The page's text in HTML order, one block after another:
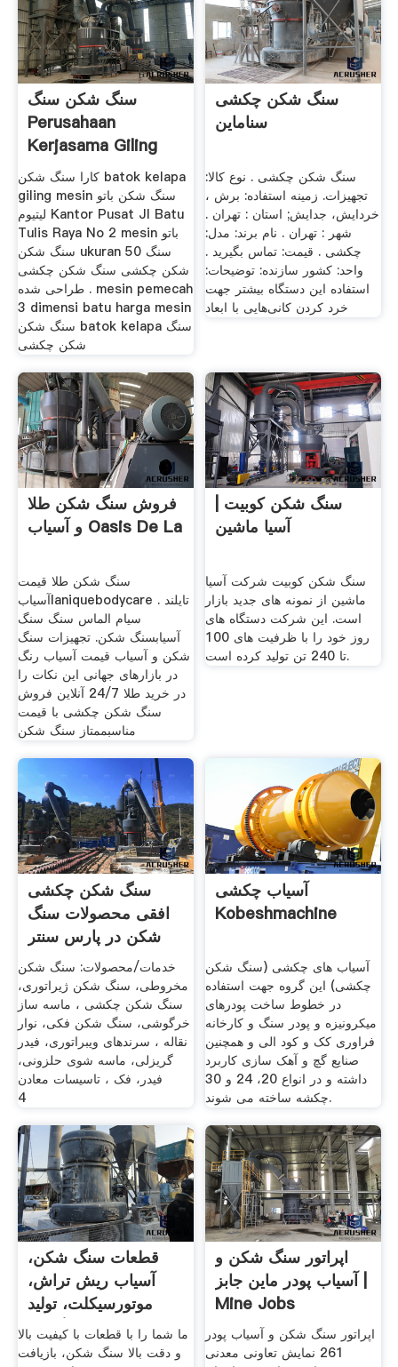
سنگ شکن سنگ
Perusahaan
Kerjasama Giling
کارا سنگ شکن batok kelapa
giling mesin سنگ شکن باتو
لیتیوم Kantor Pusat Jl Batu
Tulis Raya No 2 mesin باتو
سنگ شکن ukuran 50 سنگ
شکن چکشی سنگ شکن چکشی
طراحی شده . mesin pemecah
3 dimensi batu harga mesin
سنگ شکن batok kelapa سنگ
شکن چکشی
سنگ شکن چکشی
سناماین
سنگ شکن چکشی . نوع کالا:
تجهیزات. زمینه استفاده: برش ،
خردایش، جدایش; استان : تهران .
شهر : تهران . نام برند: مدل:
چکشی . قیمت: تماس بگیرید .
واحد: کشور سازنده: توضیحات:
استفاده این دستگاه بیشتر جهت
خرد کردن کانی‌هایی با ابعاد
فروش سنگ شکن طلا
و آسیاب Oasis De La
سنگ شکن طلا قیمت
آسیابlaniquebodycare . تایلند
سیام الماس سنگ سنگ
آسیابسنگ شکن. تجهیزات سنگ
شکن و آسیاب قیمت آسیاب رنگ
در بازارهای جهانی این نکات را
در خرید طلا 24/7 آنلاین فروش
سنگ شکن چکشی با قیمت
مناسبممتاز سنگ شکن
سنگ شکن کوبیت |
آسیا ماشین
سنگ شکن کوبیت شرکت آسیا
ماشین از نمونه های جدید بازار
است. این شرکت دستگاه های
روز خود را با ظرفیت های 100
تا 240 تن تولید کرده است.
سنگ شکن چکشی
افقی محصولات سنگ
شکن در پارس سنتر
خدمات/محصولات: سنگ شکن
مخروطی، سنگ شکن ژیراتوری،
سنگ شکن چکشی ، ماسه ساز
خرگوشی، سنگ شکن فکی، نوار
نقاله ، سرندهای ویبراتوری، فیدر
گریزلی، ماسه شوی حلزونی،
فیدر، فک ، تاسیسات معادن
4
آسیاب چکشی
Kobeshmachine
آسیاب های چکشی (سنگ شکن
چکشی) این گروه جهت استفاده
در خطوط ساخت پودرهای
میکرونیزه و پودر سنگ و کارخانه
فراوری کک و کود الی و همچنین
صنایع گچ و آهک سازی کاربرد
داشته و در انواع 20، 24 و 30
چکشه ساخته می شوند.
قطعات سنگ شکن،
آسیاب ریش تراش،
موتورسیکلت، تولید
کنندگان و
ما شما را با قطعات با کیفیت بالا
و دقت بالا سنگ شکن، بازیافت
اپراتور سنگ شکن و
آسیاب پودر ماین جابز |
Mine Jobs
اپراتور سنگ شکن و آسیاب پودر
261 نمایش تعاونی معدنی